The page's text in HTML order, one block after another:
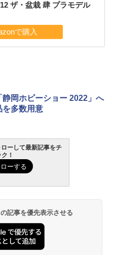
ザ・盆栽 肆 プラモデル
静岡ホビーショー 2022」へ
を多数用意
ーして最新記事をチ
！
記事を優先表示させる